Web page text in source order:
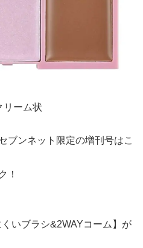
ーム状
ブンネット限定の増刊号はこ
！
いブラシ&2WAYコーム】が